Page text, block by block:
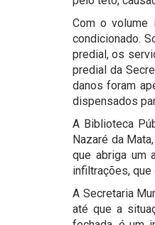
Com o volume
condicionado.
predial, os
predial da
danos foram
dispensados
A Biblioteca
Nazaré da
que abriga um
infiltrações,
A Secretaria
até que a